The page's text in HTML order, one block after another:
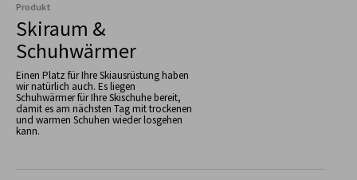
Produkt
Skiraum &
Schuhwärmer
Einen Platz für Ihre Skiausrüstung haben
wir natürlich auch. Es liegen
Schuhwärmer für Ihre Skischuhe bereit,
damit es am nächsten Tag mit trockenen
und warmen Schuhen wieder losgehen
kann.